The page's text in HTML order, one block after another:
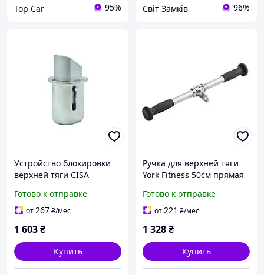
Top Car 95% Світ Замків 96%
Устройство блокировки
верхней тяги CISA
Готово к отправке
от267₴/мес
1 603₴
Купить
Ручка для верхней тяги
York Fitness 50см прямая
рукоятками, хром
Готово к отправке
от221 ₴/мес
1 328₴
Купить